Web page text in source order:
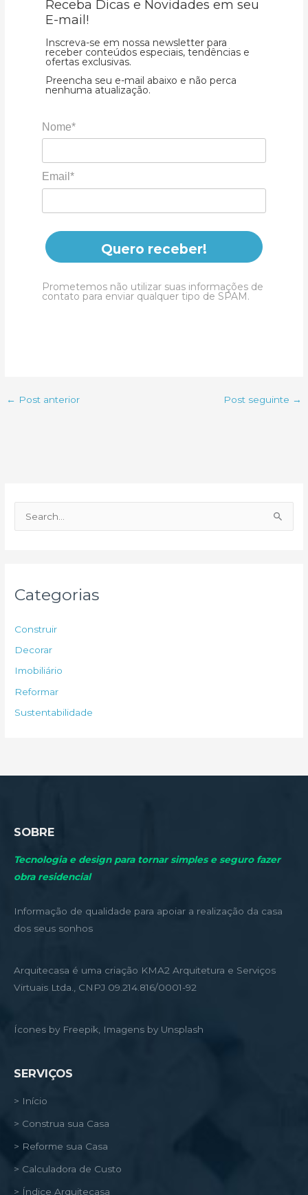
Receba Dicas e Novidades em seu
E-mail!
Inscreva-se em nossa newsletter para
receber conteúdos especiais, tendências e
ofertas exclusivas.
Preencha seu e-mail abaixo e não perca
nenhuma atualização.
Nome*
Email*
Quero receber!
Prometemos não utilizar suas informações de
contato para enviar qualquer tipo de SPAM.
← Post anterior Post seguinte →
e
p
o
r
Categorias
Construir
Decorar
Imobiliário
Reformar
Sustentabilidade
SOBRE
Tecnologia e design para tornar simples e seguro fazer
obra residencial
Informação de qualidade para apoiar a realização da casa
dos seus sonhos
Arquitecasa é uma criação KMA2 Arquitetura e Serviços
Virtuais Ltda., CNPJ 09.214.816/0001-92
Ícones by Freepik, Imagens by Unsplash
SERVIÇOS
> Início
> Construa sua Casa
> Reforme sua Casa
> Calculadora de Custo
> Índice Arquitecasa